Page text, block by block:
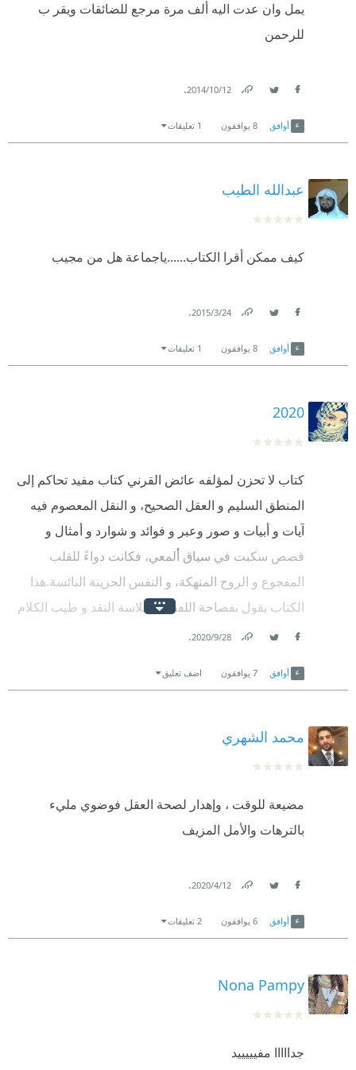
يمل وان عدت اليه ألف مرة مرجع للضائقات ويقر ب
للرحمن
12‏/10‏/2014
.
أوافق 8 يوافقون 1 تعليقات
عبدالله الطيب
كيف ممكن أقرا الكتاب......ياجماعة هل من مجيب
24‏/3‏/2015
.
أوافق 8 يوافقون 1 تعليقات
2020
كتاب لا تحزن لمؤلفه عائض القرني كتاب مفيد تحاكم إلى
المنطق السليم و العقل الصحيح، و النقل المعصوم فيه
آيات و أبيات و صور وعبر و فوائد و شوارد و أمثال و
قصص سكبت في سياق ألمعي، فكانت دواءً للقلب
المفجوع و الروح المنهكة، و النفس الحزينة البائسة.هذا
الكتاب يقول بفصاحة اللفظ و سلاسة النقد و طيب الكلام
أبشر و و اسعد و تفاءل و اهدأ، و عش الحياة كما هي طيبة
28‏/9‏/2020
.
أوافق 7 يوافقون اضف تعليق
محمد الشهري
مضيعة للوقت ، وإهدار لصحة العقل فوضوي مليء
بالترهات والأمل المزيف
12‏/4‏/2020
.
أوافق 6 يوافقون 2 تعليقات
Nona Pampy
جدااااا مفيييييد